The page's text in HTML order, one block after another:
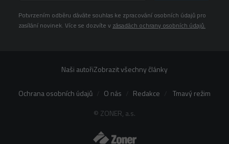
Potvrzením odběru dáváte souhlas ke zpracování osobních údajů pro
zasílání novinek. Více se dozvíte v zásadách ochrany osobních údajů.
Naši autořiZobrazit všechny články
© ZONER, a.s.
Ochrana osobních údajů O nás Redakce Tmavý režim